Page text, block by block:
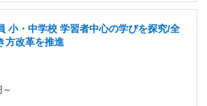
小・中学校 学習者中心の学びを探究/全
方改革を推進